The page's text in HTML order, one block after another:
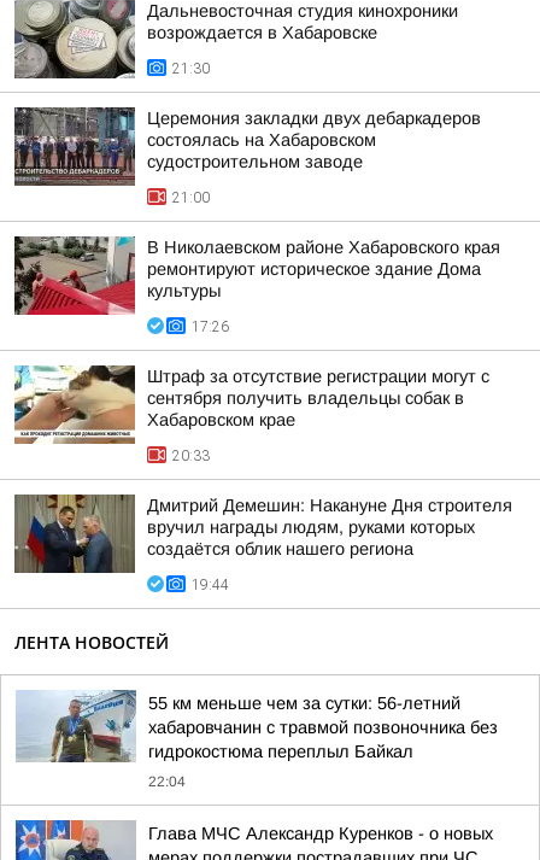
Дальневосточная студия кинохроники
возрождается в Хабаровске
21:30
Церемония закладки двух дебаркадеров
состоялась на Хабаровском
судостроительном заводе
21:00
В Николаевском районе Хабаровского края
ремонтируют историческое здание Дома
культуры
17:26
Штраф за отсутствие регистрации могут с
сентября получить владельцы собак в
Хабаровском крае
20:33
Дмитрий Демешин: Накануне Дня строителя
вручил награды людям, руками которых
создаётся облик нашего региона
19:44
ЛЕНТА НОВОСТЕЙ
55 км меньше чем за сутки: 56-летний
хабаровчанин с травмой позвоночника без
гидрокостюма переплыл Байкал
22:04
Глава МЧС Александр Куренков - о новых